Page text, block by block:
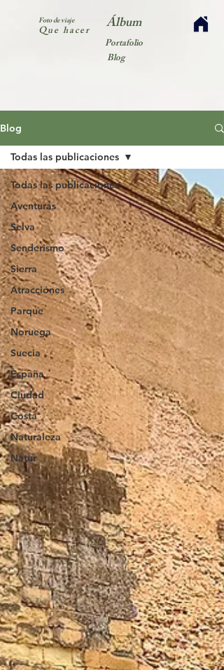
Foto de viaje
Que hacer Álbum
Portafolio
Blog
Blog
Todas las publicaciones
Aventuras
Selva
Senderismo
Sierra
Atracciónes
Parque
Noruega
Suecia
España
Ciudad
Costa
Naturaleza
Natur
Todas las publicaciones